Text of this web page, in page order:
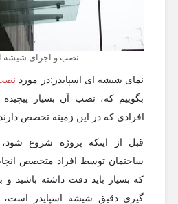
نصب و اجرای شیشه
نمای شیشه ای اسپایدر:در موردنصب
بگوییم که، نصب آن بسیار
افرادی که در این زمینه تخصص
قبل از اینکه پروژه شروع شود،
ساختمان توسط افراد متخصص انجام
که بسیار باید دقت داشته باشید و
گیری دقیق شیشه اسپایدر است،